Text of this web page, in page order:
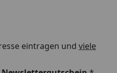
eintragen und viele